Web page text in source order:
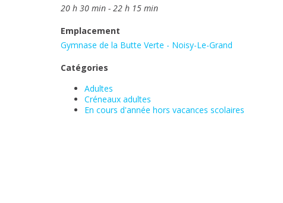
20 h 30 min - 22 h 15 min
Emplacement
Gymnase de la Butte Verte - Noisy-Le-Grand
Catégories
Adultes
Créneaux adultes
En cours d'année hors vacances scolaires